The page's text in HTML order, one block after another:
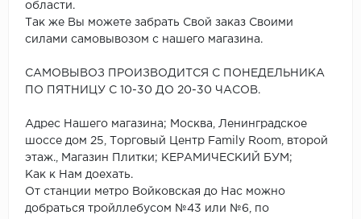
области.
Так же Вы можете забрать Свой заказ Своими
силами самовывозом с нашего магазина.
САМОВЫВОЗ ПРОИЗВОДИТСЯ С ПОНЕДЕЛЬНИКА
ПО ПЯТНИЦУ С 10-30 ДО 20-30 ЧАСОВ.
Адрес Нашего магазина; Москва, Ленинградское
шоссе дом 25, Торговый Центр Family Room, второй
этаж., Магазин Плитки; КЕРАМИЧЕСКИЙ БУМ;
Как к Нам доехать.
От станции метро Войковская до Нас можно
добраться тройллебусом №43 или №6, по